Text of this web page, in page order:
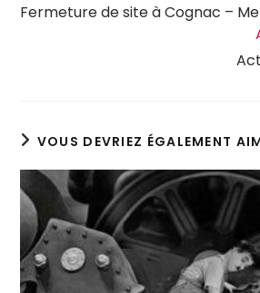
Fermeture de site à Cognac –
VOUS DEVRIEZ ÉGALEMENT